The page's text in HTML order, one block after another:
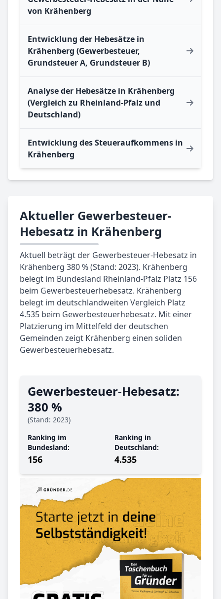
von Krähenberg
Entwicklung der Hebesätze in
Krähenberg (Gewerbesteuer,
Grundsteuer A, Grundsteuer B)
Analyse der Hebesätze in Krähenberg
(Vergleich zu Rheinland-Pfalz und
Deutschland)
Entwicklung des Steueraufkommens in
Krähenberg
Aktueller Gewerbesteuer-
Hebesatz in Krähenberg
Aktuell beträgt der Gewerbesteuer-Hebesatz in
Krähenberg 380 % (Stand: 2023). Krähenberg
belegt im Bundesland Rheinland-Pfalz Platz 156
beim Gewerbesteuerhebesatz. Krähenberg
belegt im deutschlandweiten Vergleich Platz
4.535 beim Gewerbesteuerhebesatz. Mit einer
Platzierung im Mittelfeld der deutschen
Gemeinden zeigt Krähenberg einen soliden
Gewerbesteuerhebesatz.
Gewerbe­steuer-Hebe­satz:
380 %
(Stand: 2023)
Ranking im
Bundesland:
156
Ranking in
Deutschland:
4.535